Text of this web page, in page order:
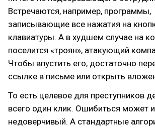
Встречаются, например, программы,
записывающие все нажатия на
клавиатуры. А в худшем случае на
поселится «троян», атакующий
Чтобы впустить его, достаточно
ссылке в письме или открыть
То есть целевое для преступников
всего один клик. Ошибиться может
недоверчивый. А стандартные